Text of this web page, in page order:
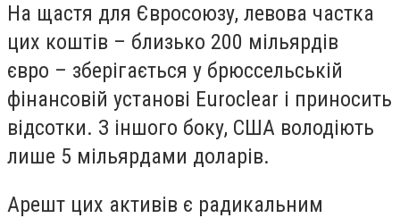
На щастя для Євросоюзу, левова частка
цих коштів – близько 200 мільярдів
євро – зберігається у брюссельській
фінансовій установі Euroclear і приносить
відсотки. З іншого боку, США володіють
лише 5 мільярдами доларів.
Арешт цих активів є радикальним